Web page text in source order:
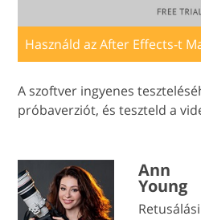
Használd az After Effects-t
A szoftver ingyenes
próbaverziót, és teszteld a
Ann
Young